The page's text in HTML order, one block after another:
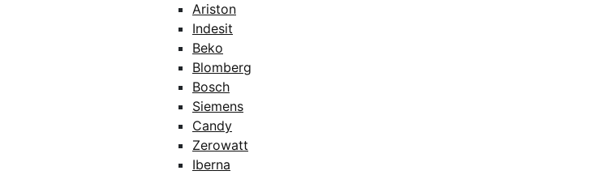
Ariston
Indesit
Beko
Blomberg
Bosch
Siemens
Candy
Zerowatt
Iberna